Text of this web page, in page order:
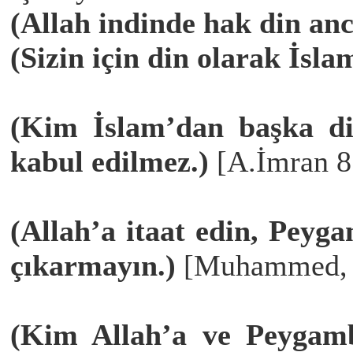
(Allah indinde hak din
(Sizin için din olarak
(Kim İslam’dan başka
kabul edilmez.) [A.İmran
(Allah’a itaat edin,
çıkarmayın.)
(Kim Allah’a ve